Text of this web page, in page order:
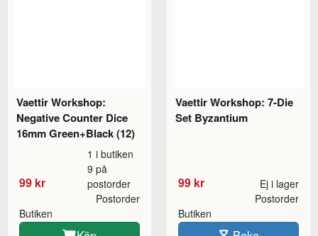
Vaettir Workshop:
Negative Counter Dice
16mm Green+Black (12)
99 kr
1 i butiken
9 på
postorder
Butiken
Postorder
Vaettir Workshop: 7-Die
Set Byzantium
99 kr Ej i lager
Butiken
Postorder